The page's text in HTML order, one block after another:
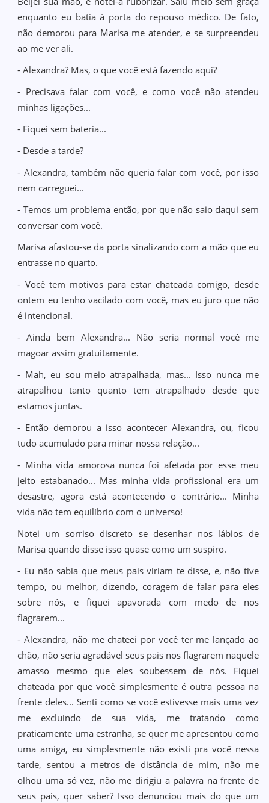
enquanto eu batia à porta do repouso médico. De fato,
não demorou para Marisa me atender, e se surpreendeu
ao me ver ali.
- Alexandra? Mas, o que você está fazendo aqui?
- Precisava falar com você, e como você não atendeu
minhas ligações...
- Fiquei sem bateria...
- Desde a tarde?
- Alexandra, também não queria falar com você, por isso
nem carreguei...
- Temos um problema então, por que não saio daqui sem
conversar com você.
Marisa afastou-se da porta sinalizando com a mão que eu
entrasse no quarto.
- Você tem motivos para estar chateada comigo, desde
ontem eu tenho vacilado com você, mas eu juro que não
é intencional.
- Ainda bem Alexandra... Não seria normal você me
magoar assim gratuitamente.
- Mah, eu sou meio atrapalhada, mas... Isso nunca me
atrapalhou tanto quanto tem atrapalhado desde que
estamos juntas.
- Então demorou a isso acontecer Alexandra, ou, ficou
tudo acumulado para minar nossa relação...
- Minha vida amorosa nunca foi afetada por esse meu
jeito estabanado... Mas minha vida profissional era um
desastre, agora está acontecendo o contrário... Minha
vida não tem equilíbrio com o universo!
Notei um sorriso discreto se desenhar nos lábios de
Marisa quando disse isso quase como um suspiro.
- Eu não sabia que meus pais viriam te disse, e, não tive
tempo, ou melhor, dizendo, coragem de falar para eles
sobre nós, e fiquei apavorada com medo de nos
flagrarem...
- Alexandra, não me chateei por você ter me lançado ao
chão, não seria agradável seus pais nos flagrarem naquele
amasso mesmo que eles soubessem de nós. Fiquei
chateada por que você simplesmente é outra pessoa na
frente deles... Senti como se você estivesse mais uma vez
me excluindo de sua vida, me tratando como
praticamente uma estranha, se quer me apresentou como
uma amiga, eu simplesmente não existi pra você nessa
tarde, sentou a metros de distância de mim, não me
olhou uma só vez, não me dirigiu a palavra na frente de
seus pais, quer saber? Isso denunciou mais do que um